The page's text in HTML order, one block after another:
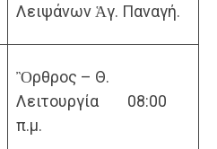
Λειψάνων Ἁγ. Παναγή.
Ὂρθρος – Θ.
Λειτουργία 08:00
π.μ.